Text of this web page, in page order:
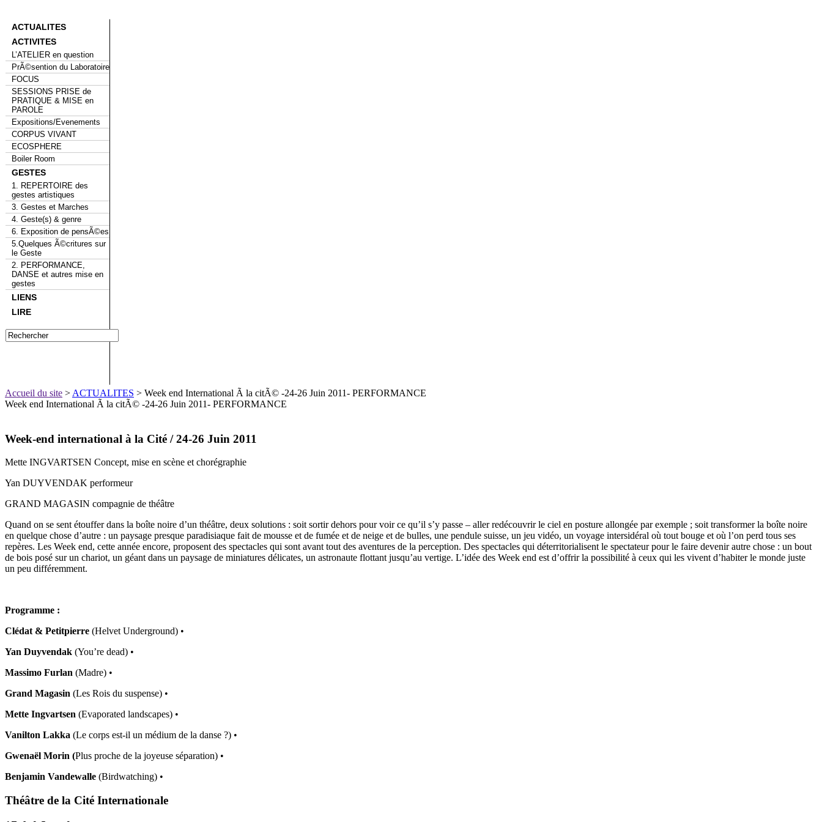
ACTUALITES
ACTIVITES
L’ATELIER en question
PrÃ©sention du Laboratoire
FOCUS
SESSIONS PRISE de
PRATIQUE & MISE en
PAROLE
Expositions/Evenements
CORPUS VIVANT
ECOSPHERE
Boiler Room
GESTES
1. REPERTOIRE des
gestes artistiques
3. Gestes et Marches
4. Geste(s) & genre
6. Exposition de pensÃ©es
5.Quelques Ã©critures sur
le Geste
2. PERFORMANCE,
DANSE et autres mise en
gestes
LIENS
LIRE
Accueil du site > ACTUALITES > Week end International Ã la citÃ© -24-26 Juin 2011- PERFORMANCE
Week end International Ã la citÃ© -24-26 Juin 2011- PERFORMANCE
Week-end international à la Cité / 24-26 Juin 2011
Mette INGVARTSEN Concept, mise en scène et chorégraphie
Yan DUYVENDAK performeur
GRAND MAGASIN compagnie de théâtre
Quand on se sent étouffer dans la boîte noire d’un théâtre, deux solutions : soit sortir dehors pour voir ce qu’il s’y passe – aller redécouvrir le ciel en posture allongée par exemple ; soit transformer la boîte noire
en quelque chose d’autre : un paysage presque paradisiaque fait de mousse et de fumée et de neige et de bulles, une pendule suisse, un jeu vidéo, un voyage intersidéral où tout bouge et où l’on perd tous ses
repères. Les Week end, cette année encore, proposent des spectacles qui sont avant tout des aventures de la perception. Des spectacles qui déterritorialisent le spectateur pour le faire devenir autre chose : un bout
de bois posé sur un chariot, un géant dans un paysage de miniatures délicates, un astronaute flottant jusqu’au vertige. L’idée des Week end est d’offrir la possibilité à ceux qui les vivent d’habiter le monde juste
un peu différemment.
Programme :
Clédat & Petitpierre (Helvet Underground) •
Yan Duyvendak (You’re dead) •
Massimo Furlan (Madre) •
Grand Magasin (Les Rois du suspense) •
Mette Ingvartsen (Evaporated landscapes) •
Vanilton Lakka (Le corps est-il un médium de la danse ?) •
Gwenaël Morin (Plus proche de la joyeuse séparation) •
Benjamin Vandewalle (Birdwatching) •
Théâtre de la Cité Internationale